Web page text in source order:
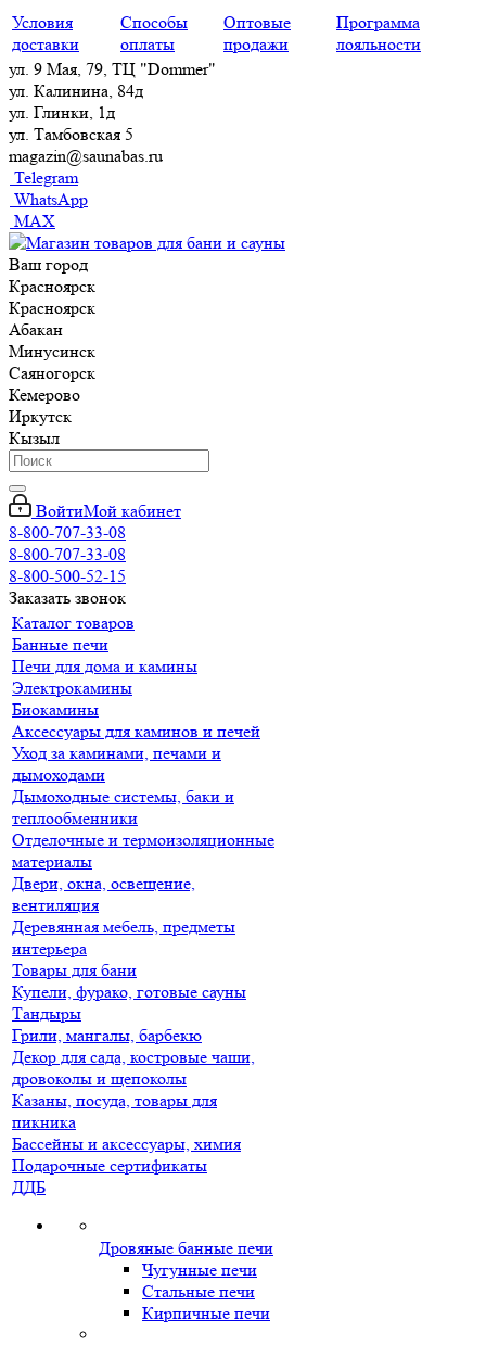
Условия
доставки
Способы
оплаты
Оптовые
продажи
Программа
лояльности
ул. 9 Мая, 79, ТЦ "Dommer"
ул. Калинина, 84д
ул. Глинки, 1д
ул. Тамбовская 5
magazin@saunabas.ru
Telegram
WhatsApp
MAX
Ваш город
Красноярск
Красноярск
Абакан
Минусинск
Саяногорск
Кемерово
Иркутск
Кызыл
ВойтиМой кабинет
8-800-707-33-08
8-800-707-33-08
8-800-500-52-15
Заказать звонок
Каталог товаров
Банные печи
Печи для дома и камины
Электрокамины
Биокамины
Аксессуары для каминов и печей
Уход за каминами, печами и
дымоходами
Дымоходные системы, баки и
теплообменники
Отделочные и термоизоляционные
материалы
Двери, окна, освещение,
вентиляция
Деревянная мебель, предметы
интерьера
Товары для бани
Купели, фурако, готовые сауны
Тандыры
Грили, мангалы, барбекю
Декор для сада, костровые чаши,
дровоколы и щепоколы
Казаны, посуда, товары для
пикника
Бассейны и аксессуары, химия
Подарочные сертификаты
ДДБ
Дровяные банные печи
Чугунные печи
Стальные печи
Кирпичные печи